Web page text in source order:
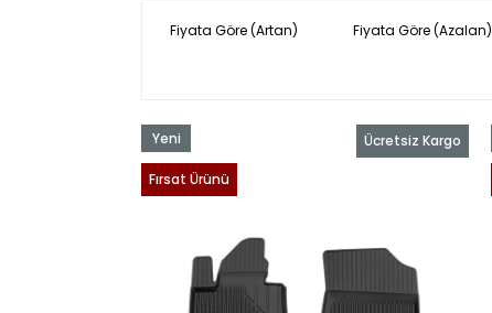
Fiyata Göre (Artan) Fiyata Göre (Azalan)
Ücretsiz Kargo
Yeni
Ürün
Fırsat Ürünü